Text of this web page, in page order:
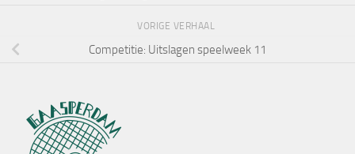
VORIGE VERHAAL
Competitie: Uitslagen speelweek 11